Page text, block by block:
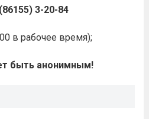
(86155) 3-20-84
в рабочее время);
быть анонимным!